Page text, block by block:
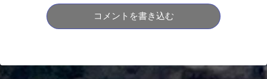
コメントを書き込む